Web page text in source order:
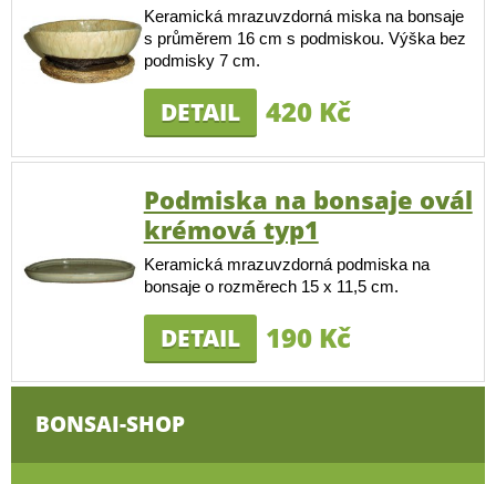
Keramická mrazuvzdorná miska na bonsaje
s průměrem 16 cm s podmiskou. Výška bez
podmisky 7 cm.
DETAIL 420 Kč
Podmiska na bonsaje ovál
krémová typ1
Keramická mrazuvzdorná podmiska na
bonsaje o rozměrech 15 x 11,5 cm.
DETAIL 190 Kč
BONSAI-SHOP